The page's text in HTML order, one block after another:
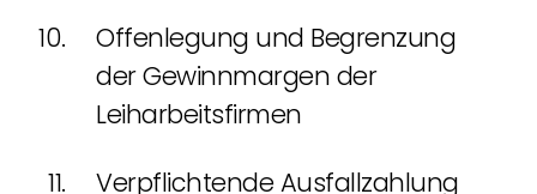
Offenlegung und Begrenzung
der Gewinnmargen der
Leiharbeitsfirmen
Verpflichtende Ausfallzahlung